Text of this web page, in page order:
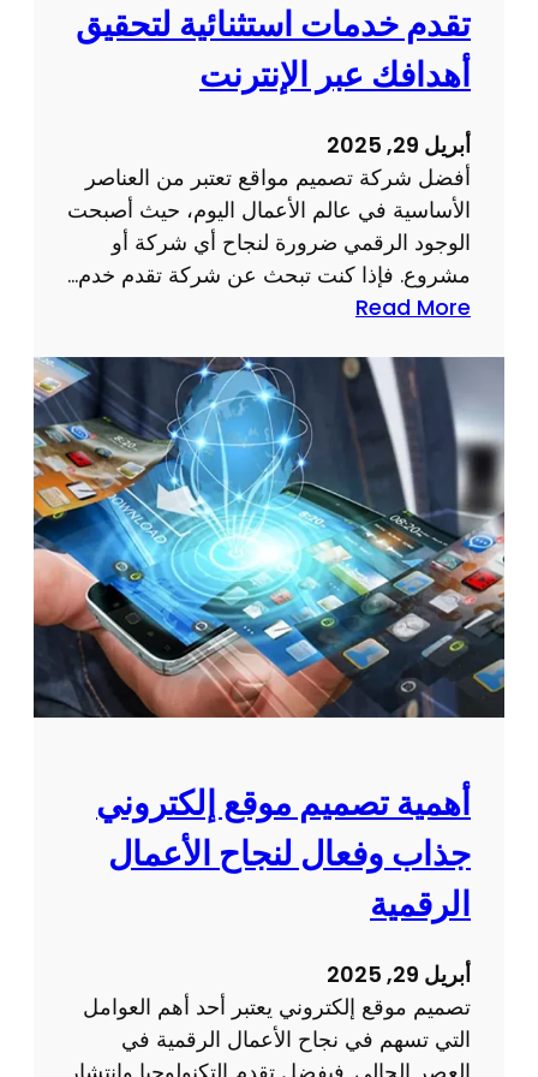
ق
ع
ل
ك
و
ا
خ
ص
ب
ك
؟
ن
ت
:
س
ر
ر
و
ن
ص
ا
ئ
ج
ذ
ب
ا
ل
ز
و
و
ح
ن
ا
تقدم خدمات استثنائية لتحقيق
أهدافك عبر الإنترنت
أبريل 29, 2025
أفضل شركة تصميم مواقع تعتبر من العناصر
الأساسية في عالم الأعمال اليوم، حيث أصبحت
الوجود الرقمي ضرورة لنجاح أي شركة أو
مشروع. فإذا كنت تبحث عن شركة تقدم خدم…
Read More
ف
ض
ر
ك
ة
ت
ص
م
ي
م
ا
ق
د
م
خ
أهمية تصميم موقع إلكتروني
جذاب وفعال لنجاح الأعمال
الرقمية
أبريل 29, 2025
تصميم موقع إلكتروني يعتبر أحد أهم العوامل
التي تسهم في نجاح الأعمال الرقمية في